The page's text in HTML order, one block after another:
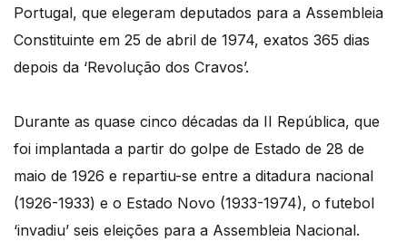
Portugal, que elegeram deputados para a Assembleia
Constituinte em 25 de abril de 1974, exatos 365 dias
depois da ‘Revolução dos Cravos’.
Durante as quase cinco décadas da II República, que
foi implantada a partir do golpe de Estado de 28 de
maio de 1926 e repartiu-se entre a ditadura nacional
(1926-1933) e o Estado Novo (1933-1974), o futebol
‘invadiu’ seis eleições para a Assembleia Nacional.